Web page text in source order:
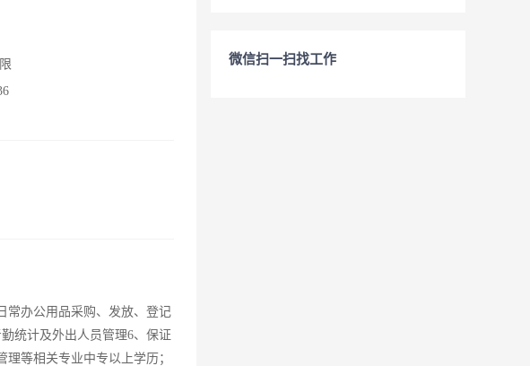
常办公用品采购、发放、登记
统计及外出人员管理6、保证
等相关专业中专以上学历；
微信扫一扫找工作